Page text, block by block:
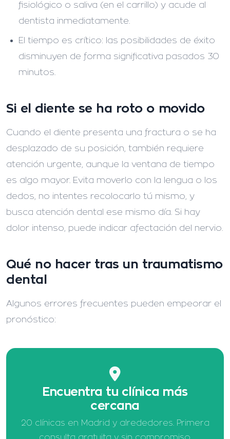
fisiológico o saliva (en el carrillo) y acude al
dentista inmediatamente.
El tiempo es crítico: las posibilidades de éxito
disminuyen de forma significativa pasados 30
minutos.
Si el diente se ha roto o movido
Cuando el diente presenta una fractura o se ha
desplazado de su posición, también requiere
atención urgente, aunque la ventana de tiempo
es algo mayor. Evita moverlo con la lengua o los
dedos, no intentes recolocarlo tú mismo, y
busca atención dental ese mismo día. Si hay
dolor intenso, puede indicar afectación del nervio.
Qué no hacer tras un traumatismo
dental
Algunos errores frecuentes pueden empeorar el
pronóstico:
Encuentra tu clínica más
cercana
20 clínicas en Madrid y alrededores. Primera